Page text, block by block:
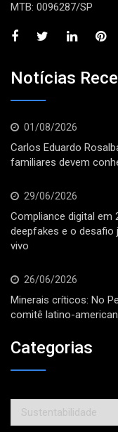
MTB: 0096287/SP
Notícias
01/08/2026
Carlos Eduardo
familiares devem
29/06/2026
Compliance digital em
deepfakes e o
vivo
26/06/2026
Minerais críticos: No
comitê latino-
Categorias
Categorias